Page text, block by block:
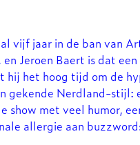
vijf jaar in de ban van
Jeroen Baert is dat
hij het hoog tijd om de
gekende Nerdland-stijl:
show met veel humor,
allergie aan